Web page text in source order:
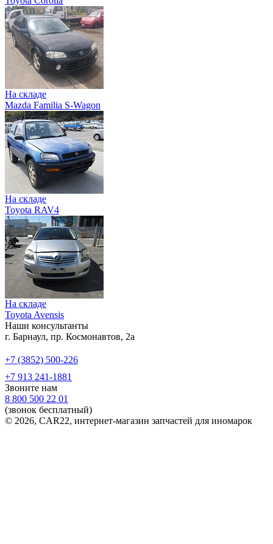
На складе
Mazda Familia S-Wagon
На складе
Toyota RAV4
На складе
Toyota Avensis
Наши консультанты
г. Барнаул, пр. Космонавтов, 2а
+7 (3852) 500-226
+7 913 241-1881
Звоните нам
8 800 500 22 01
(звонок бесплатный)
© 2026, CAR22, интернет-магазин запчастей для иномарок